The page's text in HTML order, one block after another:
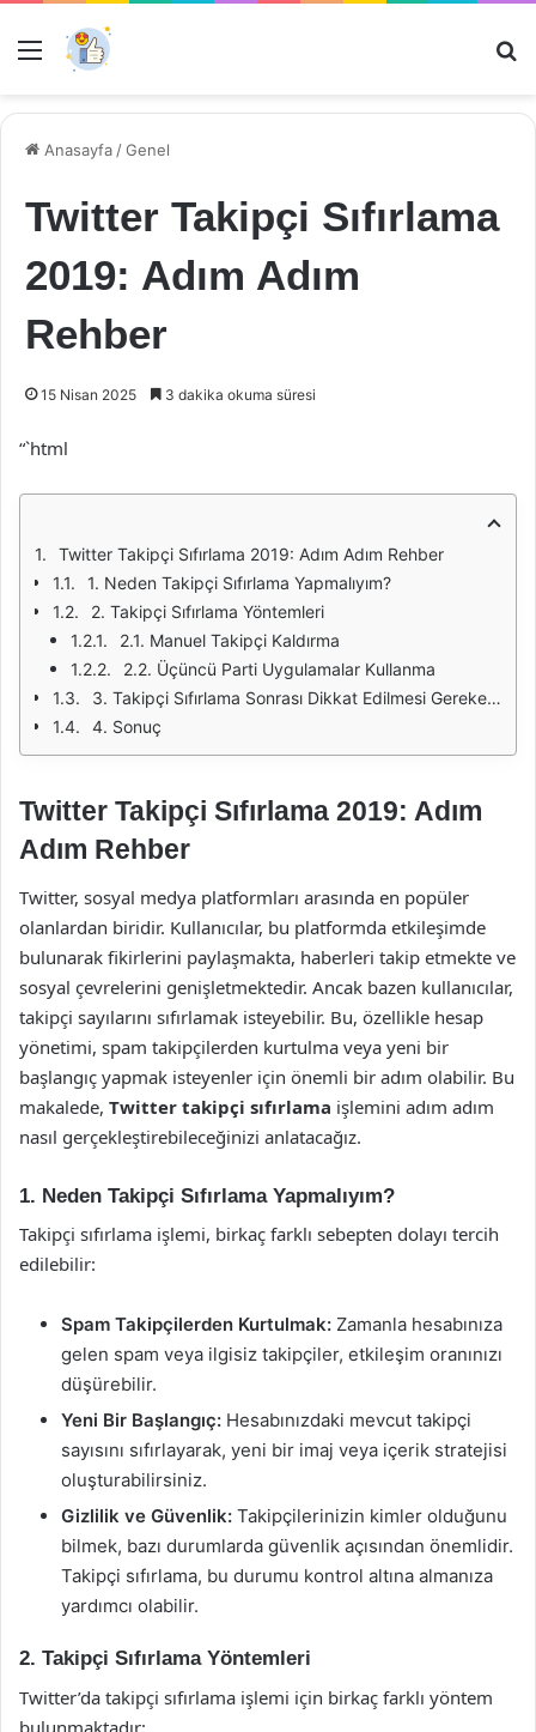
Menü
Anasayfa /Genel
Twitter Takipçi Sıfırlama
2019: Adım Adım
Rehber
15 Nisan 2025 3 dakika okuma süresi
“`html
Twitter Takipçi Sıfırlama 2019: Adım Adım Rehber
1. Neden Takipçi Sıfırlama Yapmalıyım?
2. Takipçi Sıfırlama Yöntemleri
2.1. Manuel Takipçi Kaldırma
2.2. Üçüncü Parti Uygulamalar Kullanma
3. Takipçi Sıfırlama Sonrası Dikkat Edilmesi Gerekenler
4. Sonuç
Twitter Takipçi Sıfırlama 2019: Adım
Adım Rehber
Twitter, sosyal medya platformları arasında en popüler
olanlardan biridir. Kullanıcılar, bu platformda etkileşimde
bulunarak fikirlerini paylaşmakta, haberleri takip etmekte ve
sosyal çevrelerini genişletmektedir. Ancak bazen kullanıcılar,
takipçi sayılarını sıfırlamak isteyebilir. Bu, özellikle hesap
yönetimi, spam takipçilerden kurtulma veya yeni bir
başlangıç yapmak isteyenler için önemli bir adım olabilir. Bu
makalede, Twitter takipçi sıfırlama işlemini adım adım
nasıl gerçekleştirebileceğinizi anlatacağız.
1. Neden Takipçi Sıfırlama Yapmalıyım?
Takipçi sıfırlama işlemi, birkaç farklı sebepten dolayı tercih
edilebilir:
Spam Takipçilerden Kurtulmak: Zamanla hesabınıza
gelen spam veya ilgisiz takipçiler, etkileşim oranınızı
düşürebilir.
Yeni Bir Başlangıç: Hesabınızdaki mevcut takipçi
sayısını sıfırlayarak, yeni bir imaj veya içerik stratejisi
oluşturabilirsiniz.
Gizlilik ve Güvenlik: Takipçilerinizin kimler olduğunu
bilmek, bazı durumlarda güvenlik açısından önemlidir.
Takipçi sıfırlama, bu durumu kontrol altına almanıza
yardımcı olabilir.
2. Takipçi Sıfırlama Yöntemleri
Twitter’da takipçi sıfırlama işlemi için birkaç farklı yöntem
bulunmaktadır: